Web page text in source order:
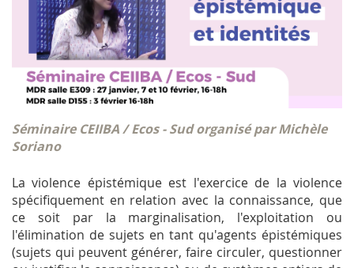
Séminaire CEIIBA / Ecos - Sud organisé par Michèle
Soriano
La violence épistémique est l'exercice de la violence
spécifiquement en relation avec la connaissance, que
ce soit par la marginalisation, l'exploitation ou
l'élimination de sujets en tant qu'agents épistémiques
(sujets qui peuvent générer, faire circuler, questionner